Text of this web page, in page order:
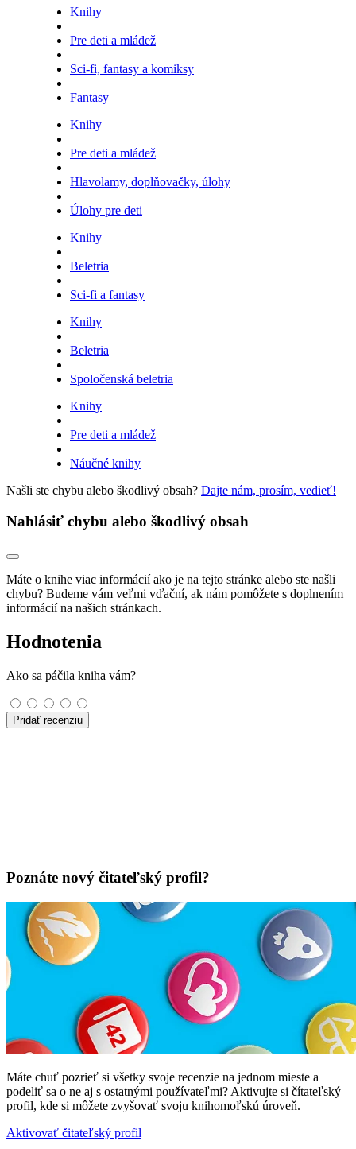
Knihy
Pre deti a mládež
Sci-fi, fantasy a komiksy
Fantasy
Knihy
Pre deti a mládež
Hlavolamy, doplňovačky, úlohy
Úlohy pre deti
Knihy
Beletria
Sci-fi a fantasy
Knihy
Beletria
Spoločenská beletria
Knihy
Pre deti a mládež
Náučné knihy
Našli ste chybu alebo škodlivý obsah? Dajte nám, prosím, vedieť!
Nahlásiť chybu alebo škodlivý obsah
Máte o knihe viac informácií ako je na tejto stránke alebo ste našli
chybu? Budeme vám veľmi vďační, ak nám pomôžete s doplnením
informácií na našich stránkach.
Hodnotenia
Ako sa páčila kniha vám?
Pridať recenziu
Poznáte nový čitateľský profil?
Máte chuť pozrieť si všetky svoje recenzie na jednom mieste a
podeliť sa o ne aj s ostatnými používateľmi? Aktivujte si čítateľský
profil, kde si môžete zvyšovať svoju knihomoľskú úroveň.
Aktivovať čitateľský profil